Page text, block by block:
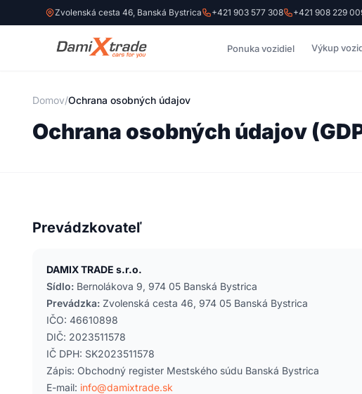
Zvolenská cesta 46, Banská Bystrica +421 903 577 308 +421 908 229
Ponuka vozidiel Výkup
Domov/Ochrana osobných údajov
Ochrana osobných údajov
Prevádzkovateľ
DAMIX TRADE s.r.o.
Sídlo: Bernolákova 9, 974 05 Banská Bystrica
Prevádzka: Zvolenská cesta 46, 974 05 Banská Bystrica
IČO: 46610898
DIČ: 2023511578
IČ DPH: SK2023511578
Zápis: Obchodný register Mestského súdu Banská Bystrica
E-mail: info@damixtrade.sk